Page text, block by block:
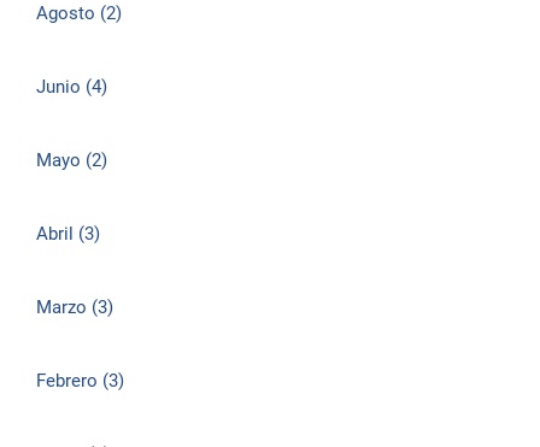
Agosto (2)
Junio (4)
Mayo (2)
Abril (3)
Marzo (3)
Febrero (3)